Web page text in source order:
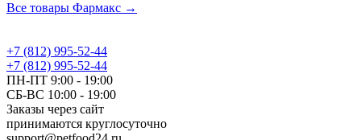
Все товары Фармакс →
+7 (812) 995-52-44
+7 (812) 995-52-44
ПН-ПТ 9:00 - 19:00
СБ-ВС 10:00 - 19:00
Заказы через сайт
принимаются круглосуточно